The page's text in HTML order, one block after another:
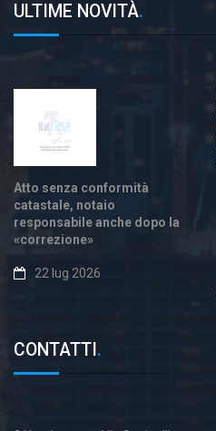
ULTIME NOVITÀ.
Atto senza conformità
catastale, notaio
responsabile anche dopo la
«correzione»
22 lug 2026
CONTATTI .